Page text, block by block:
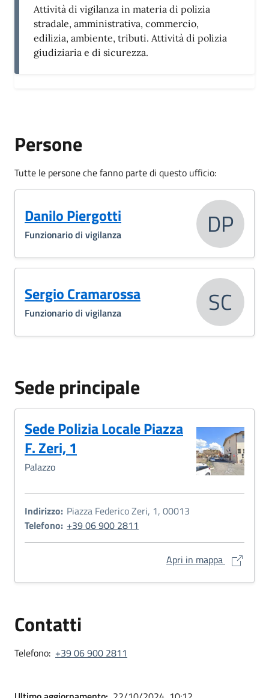
Attività di vigilanza in materia di polizia
stradale, amministrativa, commercio,
edilizia, ambiente, tributi. Attività di polizia
giudiziaria e di sicurezza.
Persone
Tutte le persone che fanno parte di questo ufficio:
Danilo Piergotti
Funzionario di vigilanza DP
Sergio Cramarossa
Funzionario di vigilanza SC
Sede principale
Sede Polizia Locale Piazza
F. Zeri, 1
Palazzo
Indirizzo: Piazza Federico Zeri, 1, 00013
Telefono: +39 06 900 2811
Apri in mappa Sede
Contatti
Telefono: +39 06 900 2811